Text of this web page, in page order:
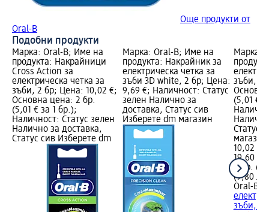
Още продукти от
Oral-B
Подобни продукти
Марка: Oral-B; Име на
продукта: Накрайници
Cross Action за
електрическа четка за
зъби, 2 бр; Цена: 10,02 €;
Основна цена: 2 бр.
(5,01 € за 1 бр.);
Наличност: Статус зелен
Налично за доставка,
Статус сив Изберете dm
Марка: Oral-B; Име на
продукта: Накрайник за
електрическа четка за
зъби 3D white, 2 бр; Цена:
9,69 €; Наличност: Статус
зелен Налично за
доставка, Статус сив
Изберете dm магазин
Марка:
зъби, 2
(5,01 €
Статус
магазин
10,02 €
19,60 лв.
2 бр.
(9,80
Oral-B
зъби, 2